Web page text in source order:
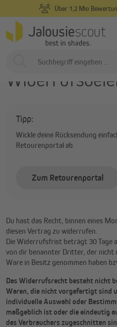
springen
Startseite
Tipp:
Wickle deine Rücksendung
Retourenportal ab.
Zum Retourenportal
Du hast das Recht, binnen eines
diesen Vertrag zu widerrufen.
Die Widerrufsfrist beträgt 30 Tage
von dir benannter Dritter, der
Ware in Besitz genommen haben
Das Widerrufsrecht besteht nicht
Waren, die nicht vorgefertigt sind
individuelle Auswahl oder
maßgeblich ist oder die eindeutig
des Verbrauchers zugeschnitten